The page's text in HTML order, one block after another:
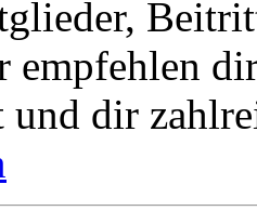
empfehlen
und dir